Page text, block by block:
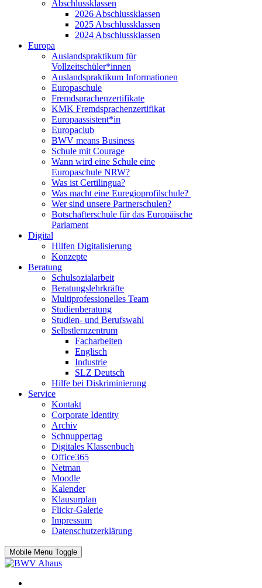
Abschlussklassen
2026 Abschlussklassen
2025 Abschlussklassen
2024 Abschlussklassen
Europa
Auslandspraktikum für
Vollzeitschüler*innen
Auslandspraktikum Informationen
Europaschule
Fremdsprachenzertifikate
KMK Fremdsprachenzertifikat
Europaassistent*in
Europaclub
BWV means Business
Schule mit Courage
Wann wird eine Schule eine
Europaschule NRW?
Was ist Certilingua?
Was macht eine Euregioprofilschule?
Wer sind unsere Partnerschulen?
Botschafterschule für das Europäische
Parlament
Digital
Hilfen Digitalisierung
Konzepte
Beratung
Schulsozialarbeit
Beratungslehrkräfte
Multiprofessionelles Team
Studienberatung
Studien- und Berufswahl
Selbstlernzentrum
Facharbeiten
Englisch
Industrie
SLZ Deutsch
Hilfe bei Diskriminierung
Service
Kontakt
Corporate Identity
Archiv
Schnuppertag
Digitales Klassenbuch
Office365
Netman
Moodle
Kalender
Klausurplan
Flickr-Galerie
Impressum
Datenschutzerklärung
Mobile Menu Toggle